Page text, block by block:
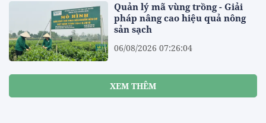
Quản lý mã vùng trồng - Giải
pháp nâng cao hiệu quả nông
sản sạch
06/08/2026 07:26:04
XEM THÊM